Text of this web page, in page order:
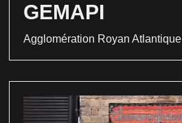
GEMAPI
Agglomération Royan Atlantique